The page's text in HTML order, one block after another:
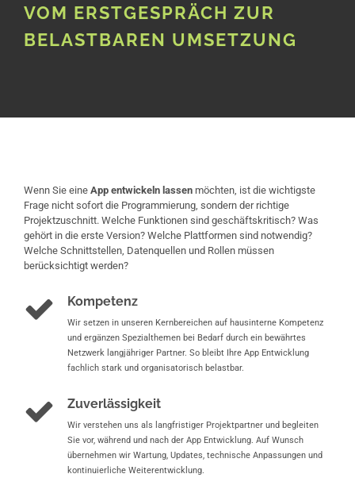
VOM ERSTGESPRÄCH ZUR
BELASTBAREN UMSETZUNG
Wenn Sie eine App entwickeln lassen möchten, ist die wichtigste
Frage nicht sofort die Programmierung, sondern der richtige
Projektzuschnitt. Welche Funktionen sind geschäftskritisch? Was
gehört in die erste Version? Welche Plattformen sind notwendig?
Welche Schnittstellen, Datenquellen und Rollen müssen
berücksichtigt werden?
Kompetenz
Wir setzen in unseren Kernbereichen auf hausinterne Kompetenz
und ergänzen Spezialthemen bei Bedarf durch ein bewährtes
Netzwerk langjähriger Partner. So bleibt Ihre App Entwicklung
fachlich stark und organisatorisch belastbar.
Zuverlässigkeit
Wir verstehen uns als langfristiger Projektpartner und begleiten
Sie vor, während und nach der App Entwicklung. Auf Wunsch
übernehmen wir Wartung, Updates, technische Anpassungen und
kontinuierliche Weiterentwicklung.